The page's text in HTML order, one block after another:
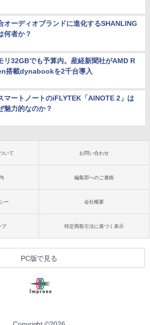
オーディオブランドに進化するSHANLING
何者か？
リ32GBでも予算内。産経新聞社がAMD R
搭載dynabookを2千台導入
マートノートのiFLYTEK「AINOTE 2」は
魅力的なのか？
いて お問い合わせ
編集部へのご連絡
ー 会社概要
プ 特定商取引法に基づく表示
PC版で見る